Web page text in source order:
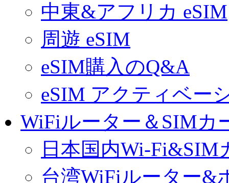
中東&アフリカ eSIM
周遊 eSIM
eSIM購入のQ&A
eSIM アクティベー
WiFiルーター＆SIMカ
日本国内Wi-Fi&SIM
台湾WiFiルーター&